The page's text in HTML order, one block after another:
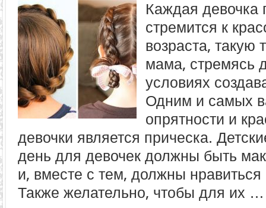
Каждая девочка
стремится к
возраста, такую
мама, стремясь
условиях
Одним и самых
опрятности и
девочки является прическа.
день для девочек должны быть
и, вместе с тем, должны
Также желательно, чтобы для их …